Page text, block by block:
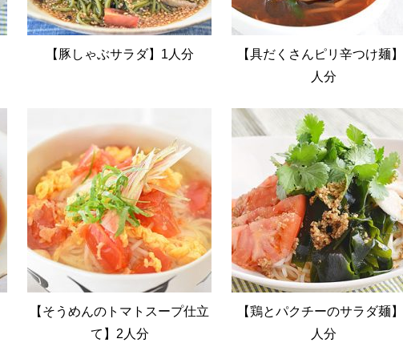
【豚しゃぶサラダ】1人分
【具だくさんピリ辛つけ麺
人分
【そうめんのトマトスープ仕立
て】2人分
【鶏とパクチーのサラダ麺
人分